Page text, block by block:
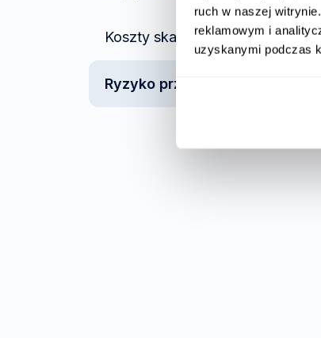
ruch w naszej
reklamowym i
uzyskanymi podczas
Koszty skalowania
Ryzyko przy due diligence i